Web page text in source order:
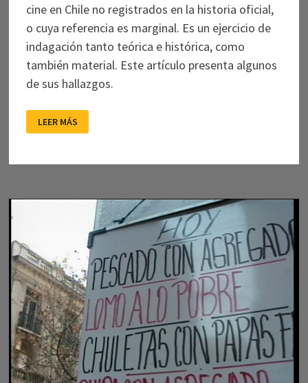
cine en Chile no registrados en la historia oficial,
o cuya referencia es marginal. Es un ejercicio de
indagación tanto teórica e histórica, como
también material. Este artículo presenta algunos
de sus hallazgos.
BONGUE,
FUNDADOR
UNIVERSITARIO
LEER MÁS